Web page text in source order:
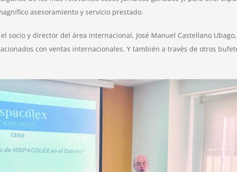
asesoramiento y servicio prestado.
socio y director del área internacional, José Manuel Castellano
con ventas internacionales. Y también a través de otros